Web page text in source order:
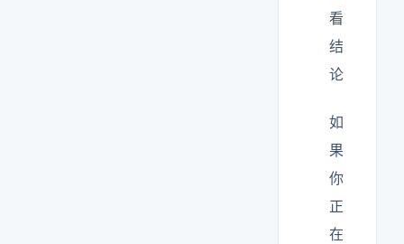
看
结
论
如
果
你
正
在